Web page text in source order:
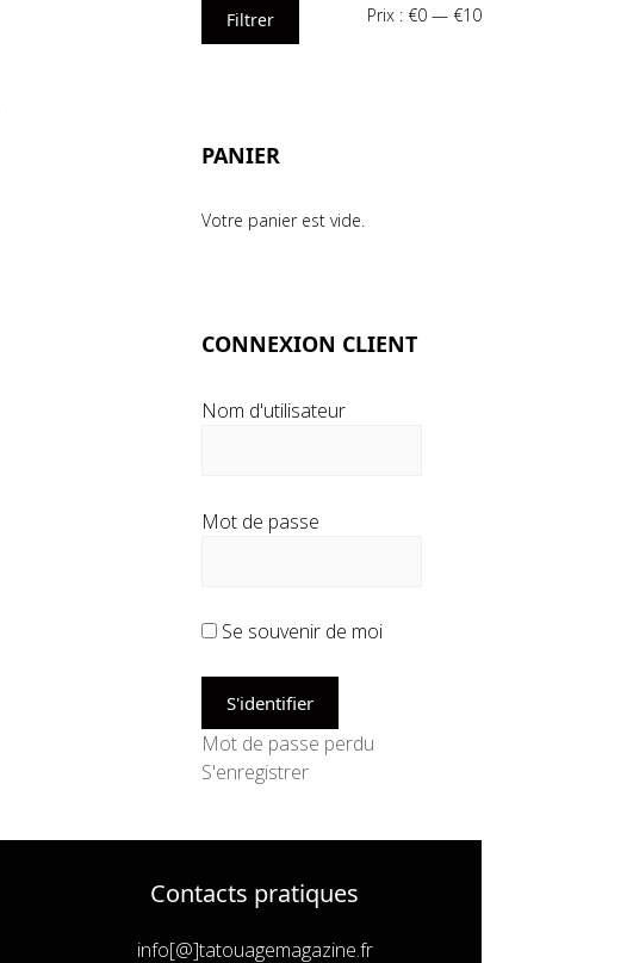
Prix
Prix
Filtrer Prix : €0 — €10
PANIER
Votre panier est vide.
CONNEXION CLIENT
Nom d'utilisateur
Mot de passe
Se souvenir de moi
Mot de passe perdu
S'enregistrer
Contacts pratiques
info[@]tatouagemagazine.fr